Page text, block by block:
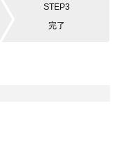
STEP3
完了